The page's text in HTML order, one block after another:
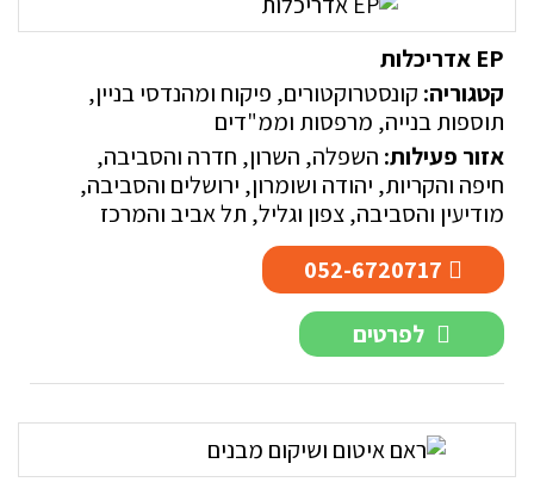
EP אדריכלות
קטגוריה: קונסטרוקטורים, פיקוח ומהנדסי בניין,
תוספות בנייה, מרפסות וממ"דים
אזור פעילות: השפלה, השרון, חדרה והסביבה,
חיפה והקריות, יהודה ושומרון, ירושלים והסביבה,
מודיעין והסביבה,צפון וגליל, תל אביב והמרכז
052-6720717
לפרטים